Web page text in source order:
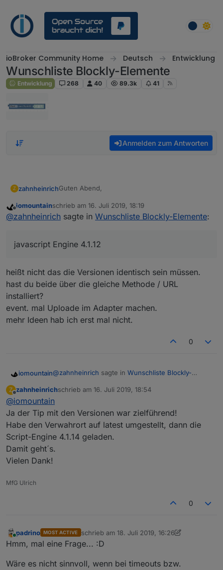
ioBroker Community Home Deutsch Entwicklung
Wunschliste Blockly-Elemente
Entwicklung 268 40 89.3k 41
Anmelden zum Antworten
Z zahnheinrichGuten Abend,
ich betreibe zwei ioBroker Installationen in
identischer Konstellation:
NPM 6.4.1
Eine Version läuft auf einer Synology im Docker
https://github.com/thewhobox/ioBroker.javascript
sowie auch der anschließende Upload ohne
Wenn ich bei gleichem Vorgehen (incl. upload
Upload beim Öffnen der Skripte im ioBroker die
Fehlermeldung:
Cannot extract Blockly code!
In der Auflistung im Blockly-Fenster fehlt der
Offline
iomountainschrieb am 16. Juli 2019, 18:19
zuletzt editiert von
@zahnheinrich sagte in Wunschliste Blockly-Elemente:
javascript Engine 4.1.12
heißt nicht das die Versionen identisch sein müssen.
hast du beide über die gleiche Methode / URL
installiert?
event. mal Uploade im Adapter machen.
mehr Ideen hab ich erst mal nicht.
0
iomountain@zahnheinrich sagte in Wunschliste Blockly-
heißt nicht das die Versionen identisch sein
müssen.
hast du beide über die gleiche Methode / URL
installiert?
Z
Offline
zahnheinrichschrieb am 16. Juli 2019, 18:54
zuletzt editiert von
@iomountain
Ja der Tip mit den Versionen war zielführend!
Habe den Verwahrort auf latest umgestellt, dann die
Script-Engine 4.1.14 geladen.
Damit geht´s.
Vielen Dank!
MfG Ulrich
0
padrino MOST ACTIVE schrieb am 18. Juli 2019, 16:26
zuletzt editiert von padrino9. Dez. 2019, 17:16
Hmm, mal eine Frage... :D
Wäre es nicht sinnvoll, wenn bei timeouts bzw.